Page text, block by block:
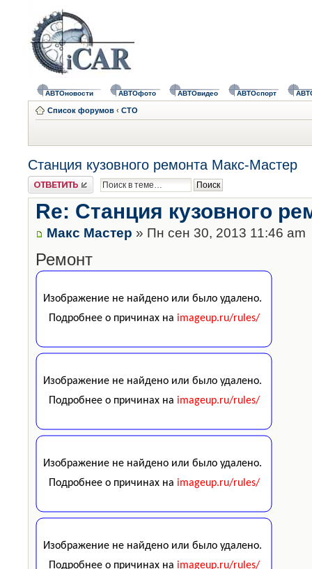
АВТОновости АВТОфото АВТОвидео АВТОспорт
Список форумов ‹ СТО
Станция кузовного ремонта Макс-Мастер
Ответить
Re: Станция кузовного
Макс Мастер » Пн сен 30, 2013 11:46 am
Ремонт